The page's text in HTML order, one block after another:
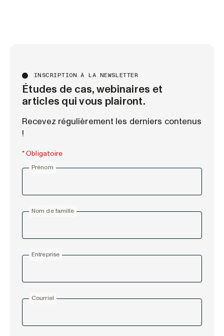
INSCRIPTION À LA NEWSLETTER
Études de cas, webinaires et
articles qui vous plairont.
Recevez régulièrement les derniers contenus
!
* Obligatoire
Prénom
Nom de famille
Entreprise
Courriel